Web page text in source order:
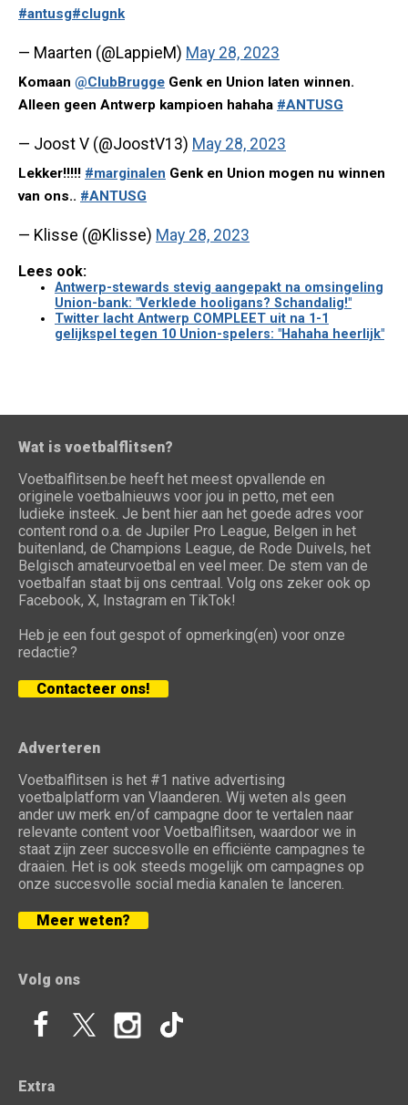
#antusg#clugnk
— Maarten (@LappieM) May 28, 2023
Komaan @ClubBrugge Genk en Union laten winnen.
Alleen geen Antwerp kampioen hahaha #ANTUSG
— Joost V (@JoostV13) May 28, 2023
Lekker!!!!! #marginalen Genk en Union mogen nu winnen
van ons.. #ANTUSG
— Klisse (@Klisse) May 28, 2023
Lees ook:
Antwerp-stewards stevig aangepakt na omsingeling
Union-bank: "Verklede hooligans? Schandalig!"
Twitter lacht Antwerp COMPLEET uit na 1-1
gelijkspel tegen 10 Union-spelers: "Hahaha heerlijk"
Wat is voetbalflitsen?
Voetbalflitsen.be heeft het meest opvallende en
originele voetbalnieuws voor jou in petto, met een
ludieke insteek. Je bent hier aan het goede adres voor
content rond o.a. de Jupiler Pro League, Belgen in het
buitenland, de Champions League, de Rode Duivels, het
Belgisch amateurvoetbal en veel meer. De stem van de
voetbalfan staat bij ons centraal. Volg ons zeker ook op
Facebook, X, Instagram en TikTok!
Heb je een fout gespot of opmerking(en) voor onze
redactie?
Contacteer ons!
Adverteren
Voetbalflitsen is het #1 native advertising
voetbalplatform van Vlaanderen. Wij weten als geen
ander uw merk en/of campagne door te vertalen naar
relevante content voor Voetbalflitsen, waardoor we in
staat zijn zeer succesvolle en efficiënte campagnes te
draaien. Het is ook steeds mogelijk om campagnes op
onze succesvolle social media kanalen te lanceren.
Meer weten?
Volg ons
Extra